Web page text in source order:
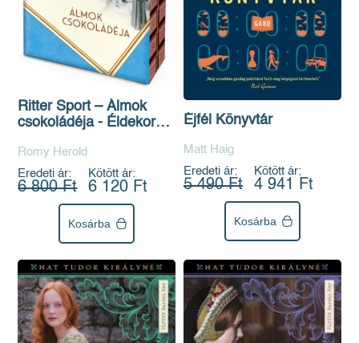
Ritter Sport – Álmok
csokoládéja - Éldekorált
Romy Herold
Eredeti ár:
6 800 Ft
Kötött ár:
6 120 Ft
Kosárba
Éjfél Könyvtár
Matt Haig
Eredeti ár:
5 490 Ft
Kötött ár:
4 941 Ft
Kosárba